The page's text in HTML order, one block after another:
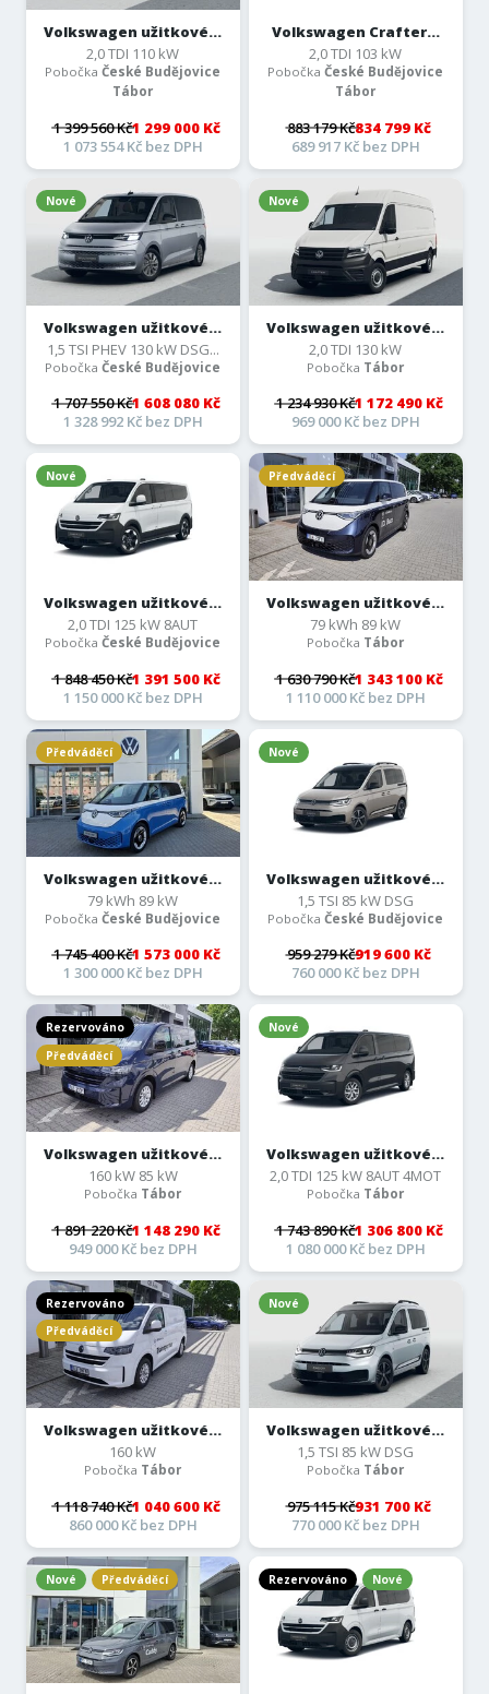
Volkswagen užitkové...
2,0 TDI 110 kW
PobočkaČeské Budějovice
Tábor
1 399 560 Kč1 299 000 Kč
1 073 554 Kč bez DPH
Volkswagen Crafter...
2,0 TDI 103 kW
PobočkaČeské Budějovice
Tábor
883 179 Kč834 799 Kč
689 917 Kč bez DPH
Nové
Volkswagen užitkové...
1,5 TSI PHEV 130 kW DSG...
PobočkaČeské Budějovice
1 707 550 Kč1 608 080 Kč
1 328 992 Kč bez DPH
Nové
Volkswagen užitkové...
2,0 TDI 130 kW
Pobočka Tábor
1 234 930 Kč1 172 490 Kč
969 000 Kč bez DPH
Nové
Volkswagen užitkové...
2,0 TDI 125 kW 8AUT
PobočkaČeské Budějovice
1 848 450 Kč1 391 500 Kč
1 150 000 Kč bez DPH
Předváděcí
Volkswagen užitkové...
79 kWh 89 kW
Pobočka Tábor
1 630 790 Kč1 343 100 Kč
1 110 000 Kč bez DPH
Předváděcí
Volkswagen užitkové...
79 kWh 89 kW
PobočkaČeské Budějovice
1 745 400 Kč1 573 000 Kč
1 300 000 Kč bez DPH
Nové
Volkswagen užitkové...
1,5 TSI 85 kW DSG
PobočkaČeské Budějovice
959 279 Kč919 600 Kč
760 000 Kč bez DPH
Rezervováno
Předváděcí
Volkswagen užitkové...
160 kW 85 kW
Pobočka Tábor
1 891 220 Kč1 148 290 Kč
949 000 Kč bez DPH
Nové
Volkswagen užitkové...
2,0 TDI 125 kW 8AUT 4MOT
Pobočka Tábor
1 743 890 Kč1 306 800 Kč
1 080 000 Kč bez DPH
Rezervováno
Předváděcí
Volkswagen užitkové...
160 kW
Pobočka Tábor
1 118 740 Kč1 040 600 Kč
860 000 Kč bez DPH
Nové
Volkswagen užitkové...
1,5 TSI 85 kW DSG
Pobočka Tábor
975 115 Kč931 700 Kč
770 000 Kč bez DPH
Nové Předváděcí Rezervováno Nové